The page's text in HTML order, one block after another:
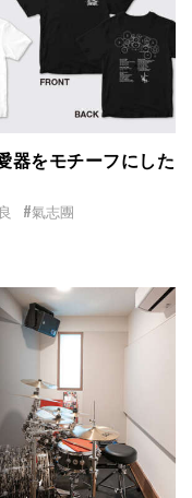
器をモチーフにした
#氣志團